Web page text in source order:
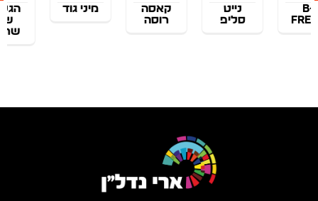
סליפ
קאסה
רוסה
מיני גוד
הגלגל
שרדר